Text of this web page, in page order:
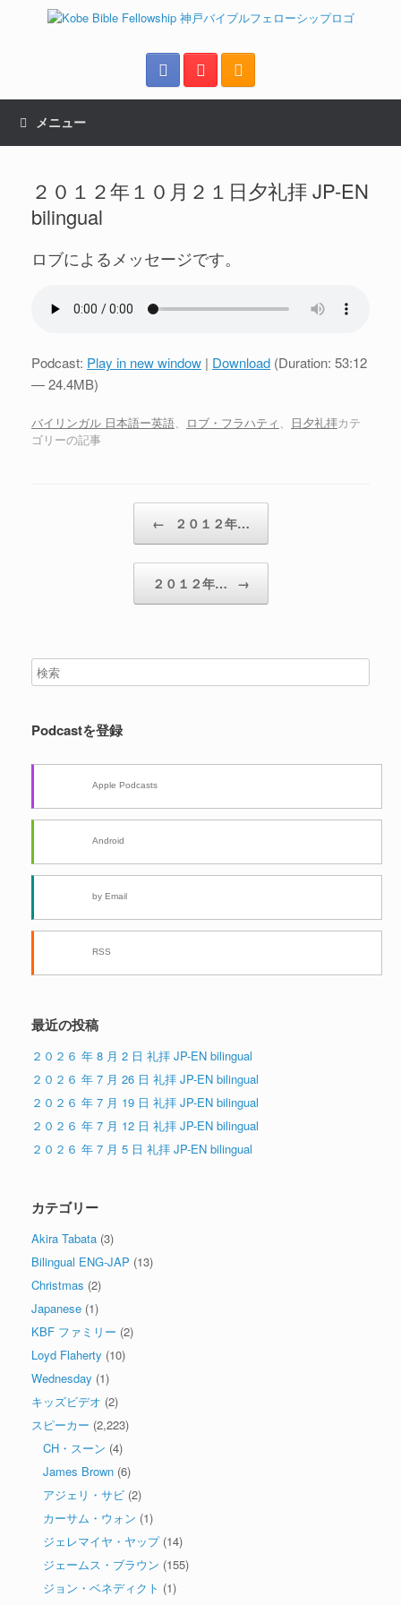
メニュー
２０１２年１０月２１日夕礼拝 JP-EN
bilingual
ロブによるメッセージです。
Podcast: Play in new window | Download (Duration: 53:12
— 24.4MB)
バイリンガル 日本語ー英語 ロブ・フラハティ 日夕礼拝カテ
ゴリーの記事
← ２０１２年…
２０１２年… →
Podcastを登録
Apple Podcasts
Android
by Email
RSS
最近の投稿
２０２６ 年 8 月 2 日 礼拝 JP-EN bilingual
２０２６ 年 7 月 26 日 礼拝 JP-EN bilingual
２０２６ 年 7 月 19 日 礼拝 JP-EN bilingual
２０２６ 年 7 月 12 日 礼拝 JP-EN bilingual
２０２６ 年 7 月 5 日 礼拝 JP-EN bilingual
カテゴリー
Akira Tabata (3)
Bilingual ENG-JAP (13)
Christmas (2)
Japanese (1)
KBF ファミリー (2)
Loyd Flaherty (10)
Wednesday (1)
キッズビデオ (2)
スピーカー (2,223)
CH・スーン (4)
James Brown (6)
アジェリ・サビ (2)
カーサム・ウォン (1)
ジェレマイヤ・ヤップ(14)
ジェームス・ブラウン (155)
ジョン・ベネディクト (1)